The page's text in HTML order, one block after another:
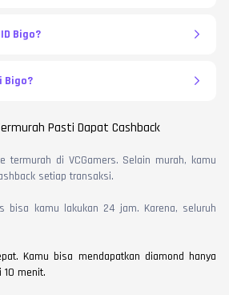
Bigo?
Bigo?
Pasti Dapat Cashback
termurah di VCGamers. Selain murah, kamu
setiap transaksi.
bisa kamu lakukan 24 jam. Karena, seluruh
Kamu bisa mendapatkan diamond hanya
menit.